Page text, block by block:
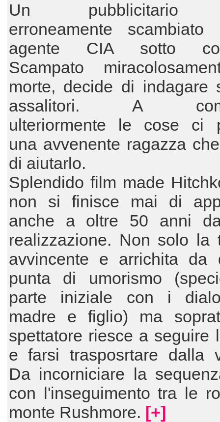
Un pubblicitario
erroneamente
agente CIA sotto
Scampato
morte, decide di indagare
assalitori. A
ulteriormente le cose ci
una avvenente ragazza
di aiutarlo.
Splendido film made
non si finisce mai di
anche a oltre 50 anni
realizzazione. Non solo la
avvincente e arrichita da
punta di umorismo
parte iniziale con i
madre e figlio) ma
spettatore riesce a seguire
e farsi trasposrtare dalla
Da incorniciare la
con l'inseguimento tra le
monte Rushmore. [+]